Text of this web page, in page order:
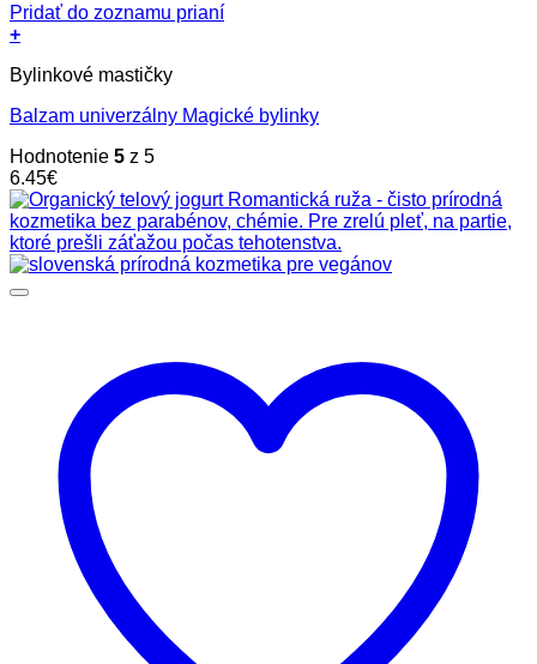
Pridať do zoznamu prianí
+
Bylinkové mastičky
Balzam univerzálny Magické bylinky
Hodnotenie 5 z 5
6.45€